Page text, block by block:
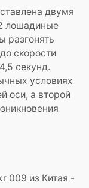
двумя
лошадиные
разгонять
скорости
секунд.
условиях
оси, а второй